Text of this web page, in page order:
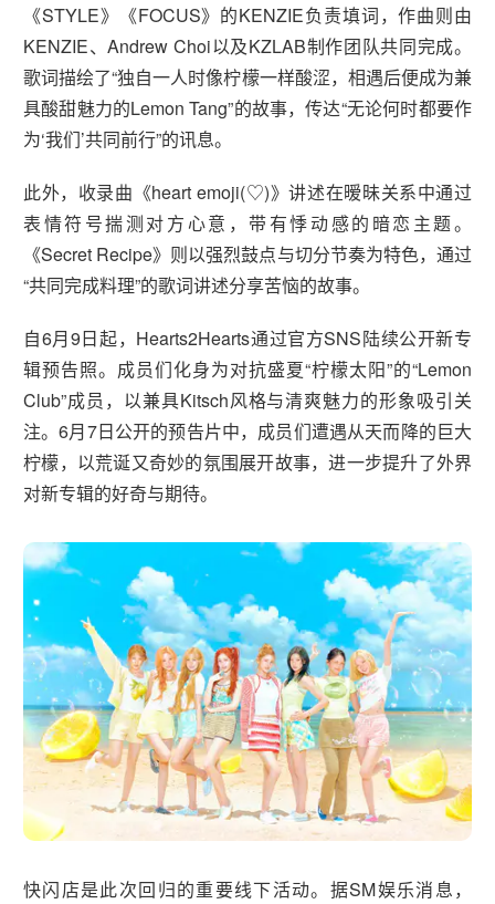
《STYLE》《FOCUS》的KENZIE负责填词，作曲则由
KENZIE、Andrew Choi以及KZLAB制作团队共同完成。
歌词描绘了“独自一人时像柠檬一样酸涩，相遇后便成为兼
具酸甜魅力的Lemon Tang”的故事，传达“无论何时都要作
为‘我们’共同前行”的讯息。
此外，收录曲《heart emoji(♡)》讲述在暧昧关系中通过
表情符号揣测对方心意，带有悸动感的暗恋主题。
《Secret Recipe》则以强烈鼓点与切分节奏为特色，通过
“共同完成料理”的歌词讲述分享苦恼的故事。
自6月9日起，Hearts2Hearts通过官方SNS陆续公开新专
辑预告照。成员们化身为对抗盛夏“柠檬太阳”的“Lemon
Club”成员，以兼具Kitsch风格与清爽魅力的形象吸引关
注。6月7日公开的预告片中，成员们遭遇从天而降的巨大
柠檬，以荒诞又奇妙的氛围展开故事，进一步提升了外界
对新专辑的好奇与期待。
快闪店是此次回归的重要线下活动。据SM娱乐消息，